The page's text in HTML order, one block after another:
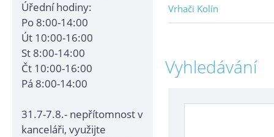
Úřední hodiny:
Po 8:00-14:00
Út 10:00-16:00
St 8:00-14:00
Čt 10:00-16:00
Pá 8:00-14:00
31.7-7.8.- nepřítomnost v
kanceláři, využijte
Vrhači Kolín
Vyhledávání